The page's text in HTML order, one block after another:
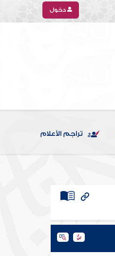
دخول
تراجم الأعلام